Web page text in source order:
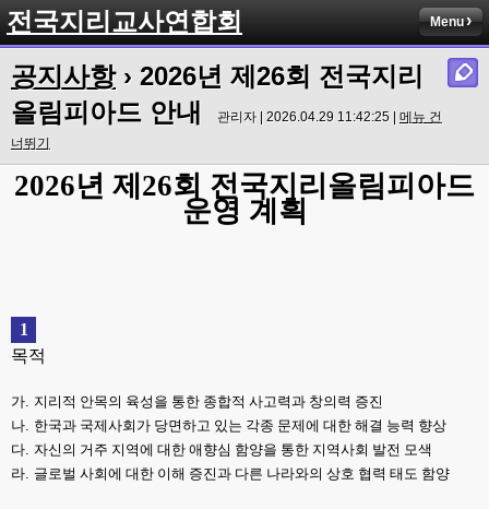
전국지리교사연합회 Menu
공지사항› 2026년 제26회 전국지리
올림피아드 안내
관리자 | 2026.04.29 11:42:25 | 메뉴 건
너뛰기
2026년 제 26회 전국지리올림피아드
운영 계획
1
목적
가. 지리적 안목의 육성을 통한 종합적 사고력과 창의력 증진
나. 한국과 국제사회가 당면하고 있는 각종 문제에 대한 해결 능력 향상
다. 자신의 거주 지역에 대한 애향심 함양을 통한 지역사회 발전 모색
라. 글로벌 사회에 대한 이해 증진과 다른 나라와의 상호 협력 태도 함양